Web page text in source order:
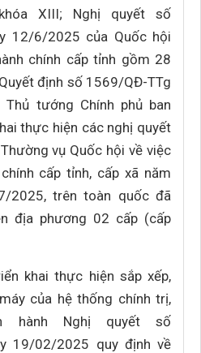
XIII; Nghị quyết số
12/6/2025 của Quốc hội
chính cấp tỉnh gồm 28
định số 1569/QĐ-TTg
tướng Chính phủ ban
thực hiện các nghị quyết
vụ Quốc hội về việc
cấp tỉnh, cấp xã năm
2025, trên toàn quốc đã
địa phương 02 cấp (cấp
khai thực hiện sắp xếp,
của hệ thống chính trị,
hành Nghị quyết số
19/02/2025 quy định về